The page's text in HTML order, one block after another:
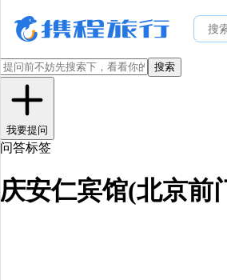
搜索
我要提问
问答标签
庆安仁宾馆(北京前